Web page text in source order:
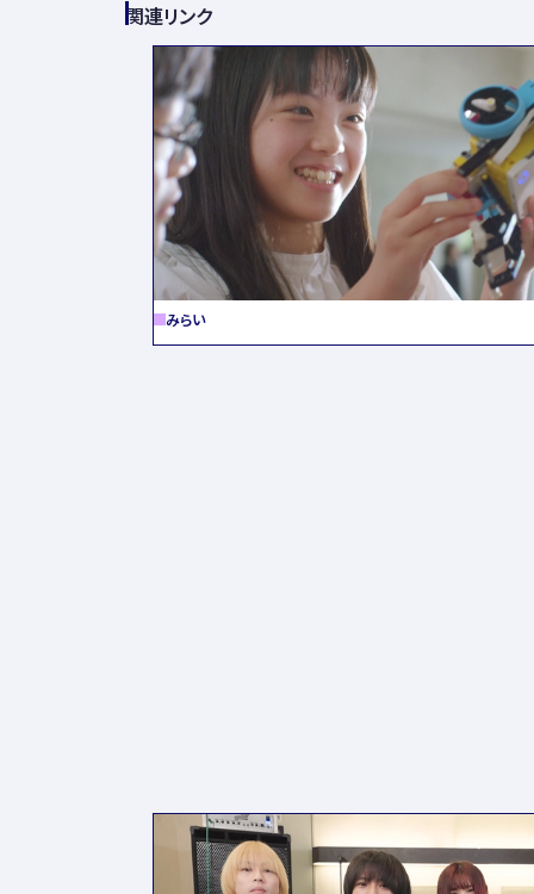
関連リンク
みらい